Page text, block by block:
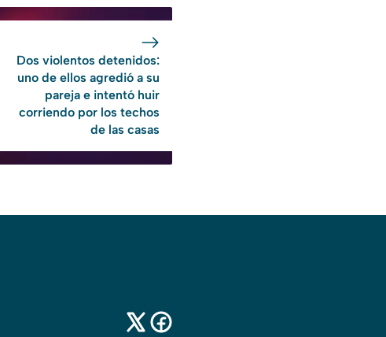
Dos violentos detenidos:
uno de ellos agredió a su
pareja e intentó huir
corriendo por los techos
de las casas